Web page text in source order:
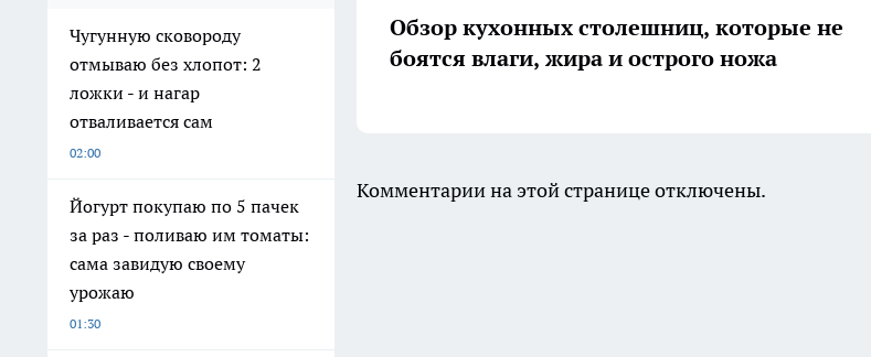
Чугунную сковороду
отмываю без хлопот: 2
ложки - и нагар
отваливается сам
02:00
Йогурт покупаю по 5 пачек
за раз - поливаю им томаты:
сама завидую своему
урожаю
01:30
Обзор кухонных столешниц, которые не
боятся влаги, жира и острого ножа
Комментарии на этой странице отключены.